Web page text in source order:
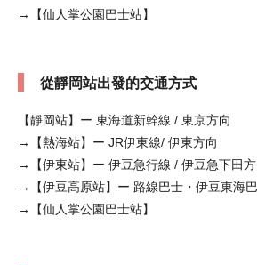
→【仙人掌公園巴士站】
從靜岡站出發的交通方式
【靜岡站】ー 東海道新幹線 / 東京方向
→【熱海站】ー JR伊東線/ 伊東方向
→【伊東站】ー 伊豆急行線 / 伊豆急下田方
→【伊豆高原站】ー 路線巴士・伊豆東海
→【仙人掌公園巴士站】